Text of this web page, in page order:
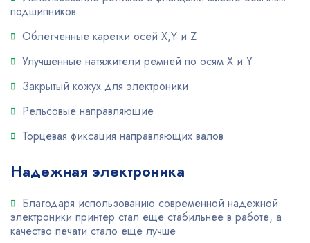
подшипников
Облегченные каретки осей X,Y и Z
Улучшенные натяжители ремней по осям X и Y
Закрытый кожух для электроники
Рельсовые направляющие
Торцевая фиксация направляющих валов
Надежная электроника
Благодаря использованию современной надежной
электроники принтер стал еще стабильнее в работе, а
качество печати стало еще лучше